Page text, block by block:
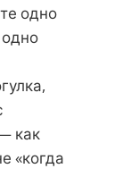
одно
как
«когда